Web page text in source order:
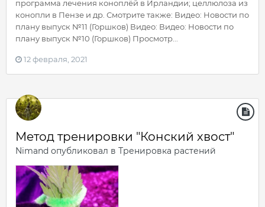
программа лечения коноплёй в Ирландии; целлюлоза из
конопли в Пензе и др. Смотрите также: Видео: Новости по
плану выпуск №11 (Горшков) Видео: Видео: Новости по
плану выпуск №10 (Горшков) Просмотр...
12 февраля, 2021
Метод тренировки "Конский хвост"
Nimand опубликовал в Тренировка растений